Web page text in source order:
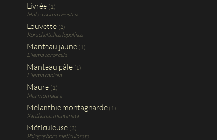
Livrée (1)
Malacosoma neustria
Louvette (2)
Korscheltellus lupulinus
Manteau jaune (1)
Eilema sororcula
Manteau pâle (1)
Eilema caniola
Maure (1)
Mormo maura
Mélanthie montagnarde (1)
Xanthoroe montanata
Méticuleuse (3)
Phlogophora meticulosata